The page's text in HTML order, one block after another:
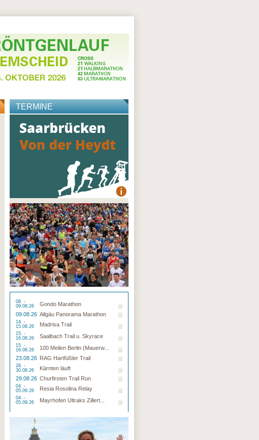
TERMINE
08. -
09.08.26
Gondo Marathon
09.08.26 Allgäu Panorama Marathon
14. -
15.08.26
Madrisa Trail
15. -
16.08.26
Saalbach Trail u. Skyrace
15. -
16.08.26
100 Meilen Berlin (Mauerw...
23.08.26 RAG Hartfüßler Trail
28. -
30.08.26
Kärnten läuft
29.08.26 Churfirsten Trail Run
04. -
05.09.26
Resia Rosolina Relay
04. -
05.09.26
Mayrhofen Ultraks Zillert...